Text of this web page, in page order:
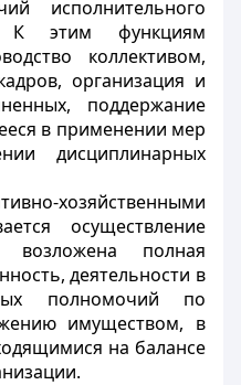
исполнительного
К этим функциям
коллективом,
организация и
поддержание
в применении мер
дисциплинарных
хозяйственными
осуществление
полная
деятельности в
полномочий по
имуществом, в
на балансе